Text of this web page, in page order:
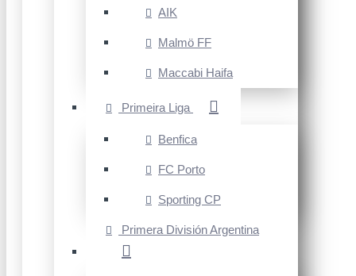
AIK
Malmö FF
Maccabi Haifa
Primeira Liga
Benfica
FC Porto
Sporting CP
Primera División Argentina